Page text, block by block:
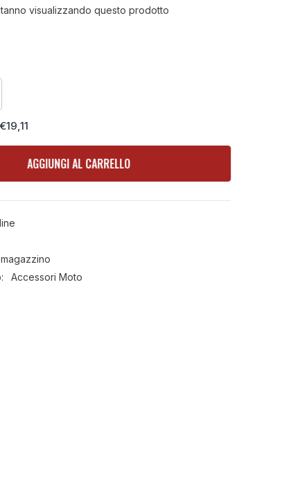
visualizzando questo prodotto
€19,11
AGGIUNGI AL CARRELLO
Accessori Moto